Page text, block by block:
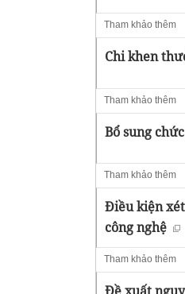
Tham khảo thêm
Chi khen
Tham khảo thêm
Bổ sung
Tham khảo thêm
Điều kiện
công nghệ
Tham khảo thêm